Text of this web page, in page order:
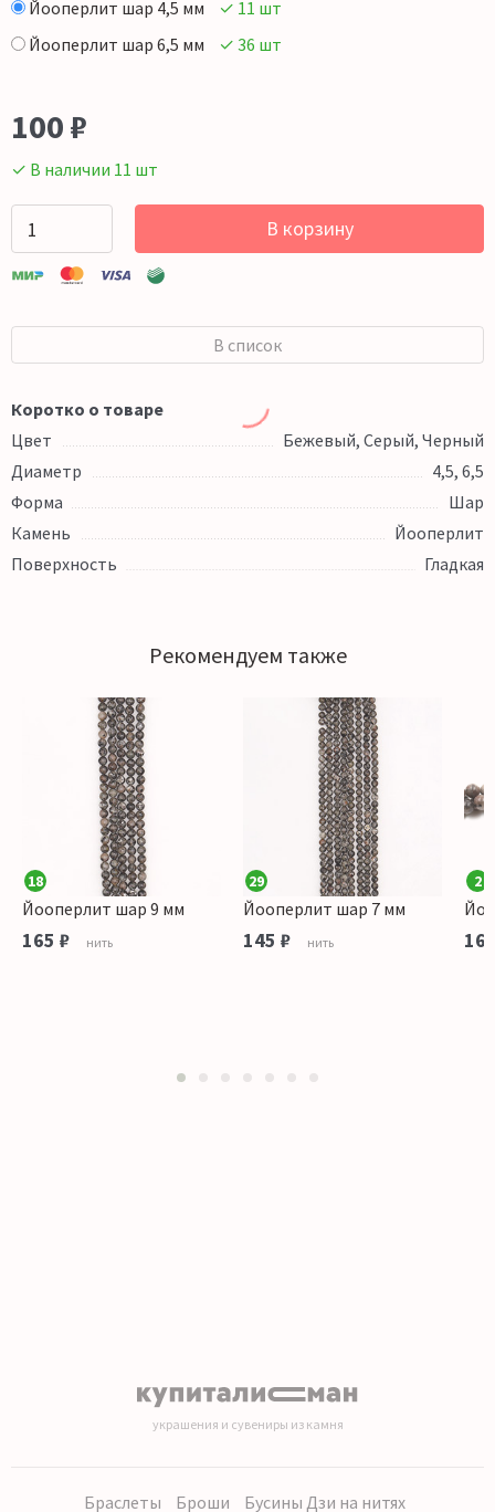
Йооперлит шар 4,5 мм
✓ 11 шт
Йооперлит шар 6,5 мм
✓ 36 шт
100₽
✓ В наличии 11 шт
В корзину
В список
Коротко о товаре
Цвет
Бежевый, Серый, Черный
Диаметр
4,5, 6,5
Форма
Шар
Камень
Йооперлит
Поверхность
Гладкая
Рекомендуем также
18
Йооперлит шар 9 мм
165 ₽ нить
29
Йооперлит шар 7 мм
145 ₽ нить
2
украшения и сувениры из камня
Браслеты Броши Бусины Дзи на нитях